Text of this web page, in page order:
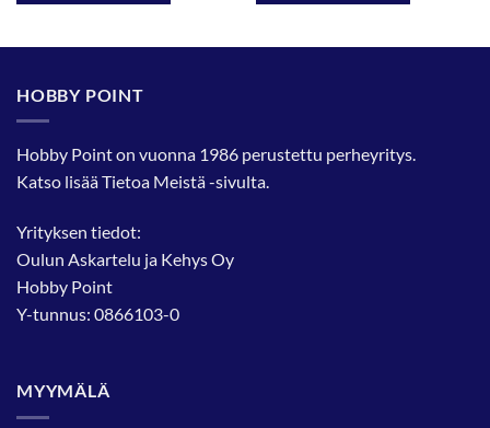
HOBBY POINT
Hobby Point on vuonna 1986 perustettu perheyritys.
Katso lisääTietoa Meistä-sivulta.
Yrityksen tiedot:
Oulun Askartelu ja Kehys Oy
Hobby Point
Y-tunnus: 0866103-0
MYYMÄLÄ